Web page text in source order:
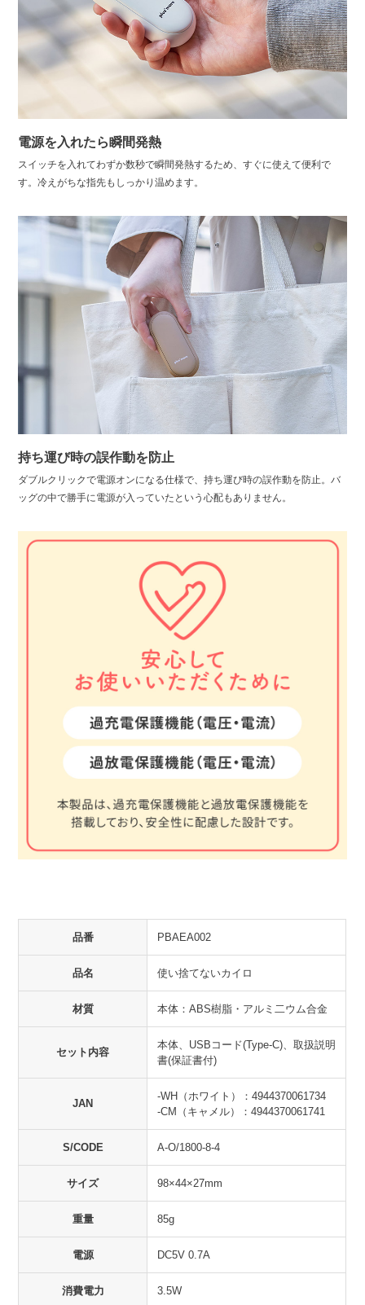
電源を入れたら瞬間発熱
スイッチを入れてわずか数秒で瞬間発熱するため、すぐに使えて便利で
す。冷えがちな指先もしっかり温めます。
持ち運び時の誤作動を防止
ダブルクリックで電源オンになる仕様で、持ち運び時の誤作動を防止。バ
ッグの中で勝手に電源が入っていたという心配もありません。
品番 PBAEA002
品名 使い捨てないカイロ
材質 本体：ABS樹脂・アルミ二ウム合金
セット内容
本体、USBコード(Type-C)、取扱説明
書(保証書付)
JAN
-WH（ホワイト）：4944370061734
-CM（キャメル）：4944370061741
S/CODE A-O/1800-8-4
サイズ 98×44×27mm
重量 85g
電源 DC5V 0.7A
消費電力 3.5W